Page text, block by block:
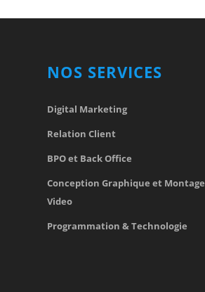
NOS SERVICES
Digital Marketing
Relation Client
BPO et Back Office
Conception Graphique et Montage
Video
Programmation & Technologie